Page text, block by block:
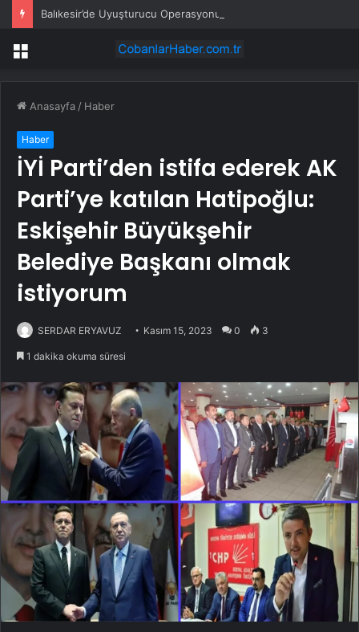
Balıkesir’de Uyuşturucu Operasyonu: 2 Kilo Ele Geçirildi
Menü
Anasayfa / Haber
Haber
İYİ Parti’den istifa ederek AK
Parti’ye katılan Hatipoğlu:
Eskişehir Büyükşehir
Belediye Başkanı olmak
istiyorum
SERDAR ERYAVUZ Kasım 15, 2023 0 3
1 dakika okuma süresi